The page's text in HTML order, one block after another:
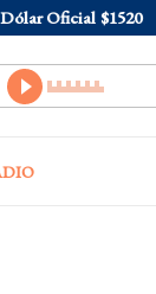
Oficial $1520